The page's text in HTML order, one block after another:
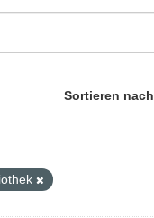
Sortieren nach